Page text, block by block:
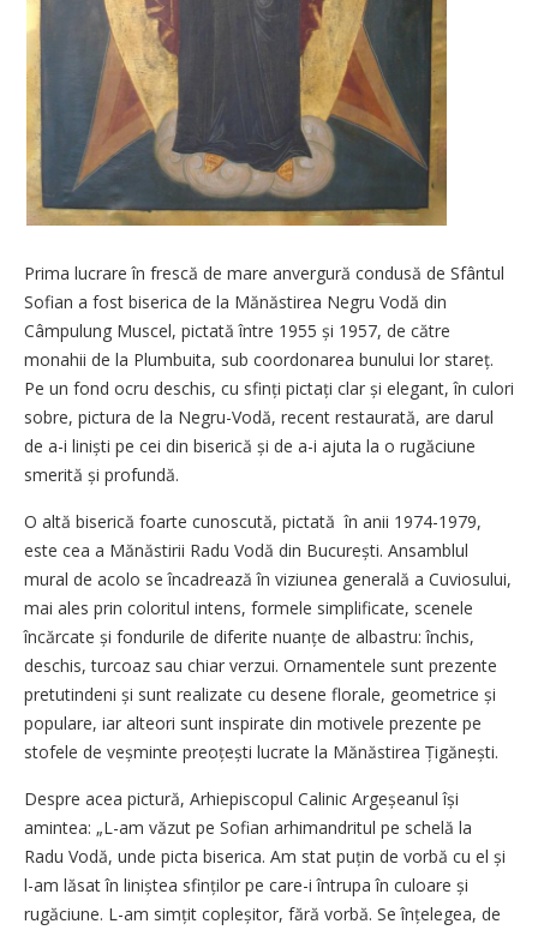
Prima lucrare în frescă de mare anvergură condusă de Sfântul
Sofian a fost biserica de la Mănăstirea Negru Vodă din
Câmpulung Muscel, pictată între 1955 și 1957, de către
monahii de la Plumbuita, sub coordonarea bunului lor stareț.
Pe un fond ocru deschis, cu sfinți pictați clar și elegant, în culori
sobre, pictura de la Negru-Vodă, recent restaurată, are darul
de a-i liniști pe cei din biserică și de a-i ajuta la o rugăciune
smerită și profundă.
O altă biserică foarte cunoscută, pictată în anii 1974-1979,
este cea a Mănăstirii Radu Vodă din București. Ansamblul
mural de acolo se încadrează în viziunea generală a Cuviosului,
mai ales prin coloritul intens, formele simplificate, scenele
încărcate și fondurile de diferite nuanțe de albastru: închis,
deschis, turcoaz sau chiar verzui. Ornamentele sunt prezente
pretutindeni și sunt realizate cu desene florale, geometrice și
populare, iar alteori sunt inspirate din motivele prezente pe
stofele de veșminte preoțești lucrate la Mănăstirea Țigănești.
Despre acea pictură, Arhiepiscopul Calinic Argeșeanul își
amintea: „L-am văzut pe Sofian arhimandritul pe schelă la
Radu Vodă, unde picta biserica. Am stat puțin de vorbă cu el și
l-am lăsat în liniștea sfinților pe care-i întrupa în culoare și
rugăciune. L-am simțit copleșitor, fără vorbă. Se înțelegea, de